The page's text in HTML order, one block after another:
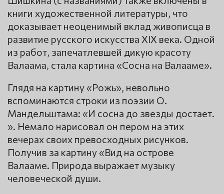
книги художественной литературы, что
доказывает неоценимый вклад живописца в
развитие русского искусства XIX века. Одной
из работ, запечатлевшей дикую красоту
Валаама, стала картина «Сосна на Валааме».
Глядя на картину «Рожь», невольно
вспоминаются строки из поэзии О.
Мандельштама: «И сосна до звезды достает.
». Немало нарисовал он пером на этих
вечерах своих превосходных рисунков.
Получив за картину «Вид на острове
Валааме. Природа выражает музыку
человеческой души.